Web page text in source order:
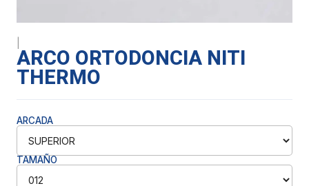
ARCO ORTODONCIA NITI
THERMO
ARCADA
TAMAÑO